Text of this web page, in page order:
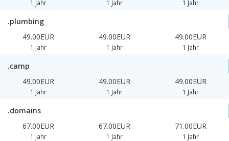
1 Jahr 1 Jahr 1 Jahr
.plumbing
49.00EUR
1 Jahr
49.00EUR
1 Jahr
49.00EUR
1 Jahr
.camp
49.00EUR
1 Jahr
49.00EUR
1 Jahr
49.00EUR
1 Jahr
.domains
67.00EUR
1 Jahr
67.00EUR
1 Jahr
71.00EUR
1 Jahr